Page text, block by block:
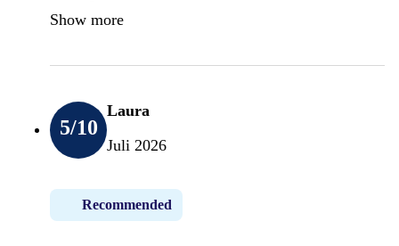
Show more
5/10
Laura
Juli 2026
Recommended